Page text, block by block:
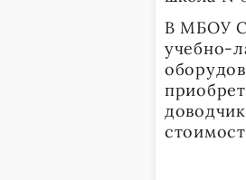
В МБОУ
учебно-